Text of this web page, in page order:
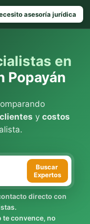
asesoría jurídica
en
Popayán
y costos
Buscar
Expertos
directo con
te convence, no